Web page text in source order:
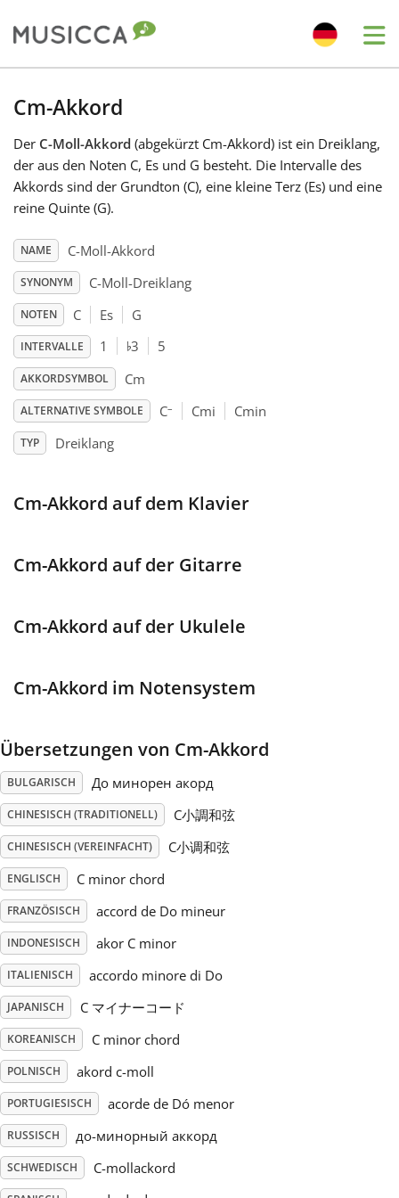
Български
Dansk
English
Español
Português
Русский
Svenska
Tiếng Việt
Türkçe
Українська
简体中文
繁體中文
Cm-Akkord
Der C-Moll-Akkord (abgekürzt Cm-Akkord) ist ein Dreiklang,
der aus den Noten C, Es und G besteht. Die Intervalle des
Akkords sind der Grundton (C), eine kleine Terz (Es) und eine
reine Quinte (G).
NAME C-Moll-Akkord
SYNONYM C-Moll-Dreiklang
NOTEN C Es G
INTERVALLE 1 ♭3 5
AKKORDSYMBOL Cm
ALTERNATIVE SYMBOLE C– Cmi Cmin
TYP Dreiklang
Cm-Akkord auf dem Klavier
Cm-Akkord auf der Gitarre
Cm-Akkord auf der Ukulele
Cm-Akkord im Notensystem
Übersetzungen von Cm-Akkord
BULGARISCH До минорен акорд
CHINESISCH (TRADITIONELL) C小調和弦
CHINESISCH (VEREINFACHT) C小调和弦
ENGLISCH C minor chord
FRANZÖSISCH accord de Do mineur
INDONESISCH akor C minor
ITALIENISCH accordo minore di Do
JAPANISCH C マイナーコード
KOREANISCH C minor chord
POLNISCH akord c-moll
PORTUGIESISCH acorde de Dó menor
RUSSISCH до-минорный аккорд
SCHWEDISCH C-mollackord